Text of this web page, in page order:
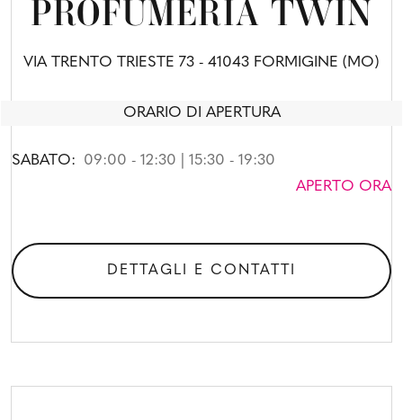
PROFUMERIA TWIN
VIA TRENTO TRIESTE 73 - 41043 FORMIGINE (MO)
ORARIO DI APERTURA
SABATO:
09:00 - 12:30 | 15:30 - 19:30
APERTO ORA
DETTAGLI E CONTATTI